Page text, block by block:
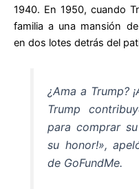
1940. En 1950, cuando
familia a una mansión
en dos lotes detrás del
¿Ama a Trump?
Trump
para comprar
su honor!»,
de GoFundMe.